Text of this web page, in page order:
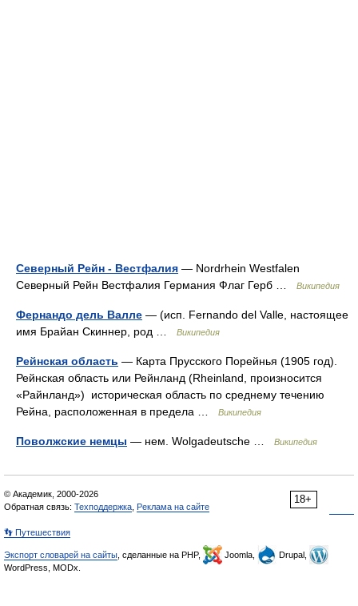
Северный Рейн - Вестфалия — Nordrhein Westfalen
Северный Рейн Вестфалия Германия Флаг Герб …
Википедия
Фернандо дель Валле — (исп. Fernando del Valle, настоящее
имя Брайан Скиннер, род …
Википедия
Рейнская область — Карта Прусского Порейнья (1905 год).
Рейнская область или Рейнланд (Rheinland, произносится
«Райнланд») историческая область по среднему течению
Рейна, расположенная в предела …
Википедия
Поволжские немцы — нем. Wolgadeutsche … Википедия
18+
© Академик, 2000-2026
Обратная связь: Техподдержка, Реклама на сайте
👣 Путешествия
Экспорт словарей на сайты, сделанные на PHP, Joomla,
Drupal,
WordPress, MODx.